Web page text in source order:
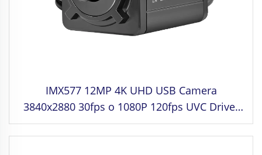
IMX577 12MP 4K UHD USB Camera
3840x2880 30fps o 1080P 120fps UVC Driver
Free para sa Industrial control, Medical
Equipment